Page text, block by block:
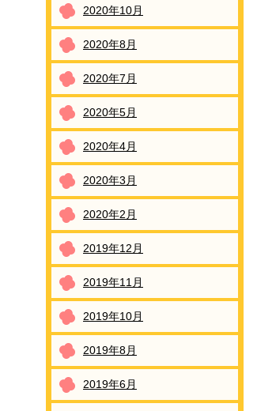
2020年10月
2020年8月
2020年7月
2020年5月
2020年4月
2020年3月
2020年2月
2019年12月
2019年11月
2019年10月
2019年8月
2019年6月